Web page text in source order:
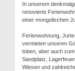
In unserem
renovierte
einer mongolischen
Ferienwohnung,
vermieten unseren
toben, aber auch
Sandplatz,
Wiesen und